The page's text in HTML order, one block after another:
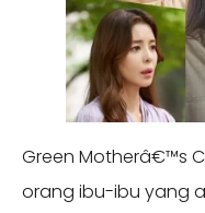
Green Motherâ€™s
orang ibu-ibu yang